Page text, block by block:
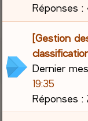
Réponses :
[Gestion
Dernier
19:35
Réponses :